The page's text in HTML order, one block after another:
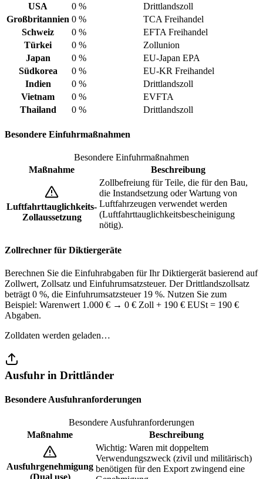
USA
0 %
Drittlandszoll
Großbritannien 0 %
TCA Freihandel
Schweiz
0 %
EFTA Freihandel
Türkei
0 %
Zollunion
Japan
0 %
EU-Japan EPA
Südkorea
0 %
EU-KR Freihandel
Indien
0 %
Drittlandszoll
Vietnam
0 %
EVFTA
Thailand
0 % Drittlandszoll
Besondere Einfuhrmaßnahmen
Besondere Einfuhrmaßnahmen
Maßnahme
Beschreibung
Luftfahrttauglichkeits-
Zollaussetzung
Zollbefreiung für Teile, die für den Bau,
die Instandsetzung oder Wartung von
Luftfahrzeugen verwendet werden
(Luftfahrttauglichkeitsbescheinigung
nötig).
Zollrechner für Diktiergeräte
Berechnen Sie die Einfuhrabgaben für Ihr Diktiergerät basierend auf
Zollwert, Zollsatz und Einfuhrumsatzsteuer. Der Drittlandszollsatz
beträgt 0 %, die Einfuhrumsatzsteuer 19 %. Nutzen Sie zum
Beispiel: Warenwert 1.000 € → 0 € Zoll + 190 € EUSt = 190 €
Abgaben.
Zolldaten werden geladen…
Ausfuhr in Drittländer
Besondere Ausfuhranforderungen
Besondere Ausfuhranforderungen
Maßnahme
Beschreibung
Ausfuhrgenehmigung
Wichtig: Waren mit doppeltem
Verwendungszweck (zivil und militärisch)
benötigen für den Export zwingend eine